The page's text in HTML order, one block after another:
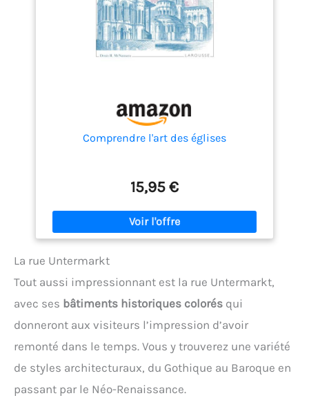
Comprendre l'art des églises
15,95 €
La rue Untermarkt
Tout aussi impressionnant est la rue Untermarkt,
avec ses bâtiments historiques colorés qui
donneront aux visiteurs l’impression d’avoir
remonté dans le temps. Vous y trouverez une variété
de styles architecturaux, du Gothique au Baroque en
passant par le Néo-Renaissance.